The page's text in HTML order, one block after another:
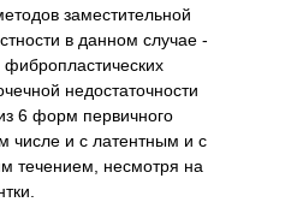
заместительной
в данном случае -
недостаточности
6 форм первичного
числе и с латентным и с
течением, несмотря на